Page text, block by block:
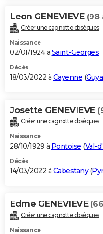
Leon GENEVIEVE (98
Créer une cagnotte obsèques
Naissance
02/01/1924 à Saint-Georges
Décès
18/03/2022 à Cayenne (
Josette GENEVIEVE
Créer une cagnotte obsèques
Naissance
28/10/1929 à Pontoise (Val-
Décès
14/03/2022 à Cabestany(
Edme GENEVIEVE
Créer une cagnotte obsèques
Naissance